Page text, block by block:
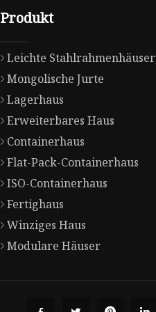
Produkt
Leichte Stahlrahmenhäuser
Mongolische Jurte
Lagerhaus
Erweiterbares Haus
Containerhaus
Flat-Pack-Containerhaus
ISO-Containerhaus
Fertighaus
Winziges Haus
Modulare Häuser